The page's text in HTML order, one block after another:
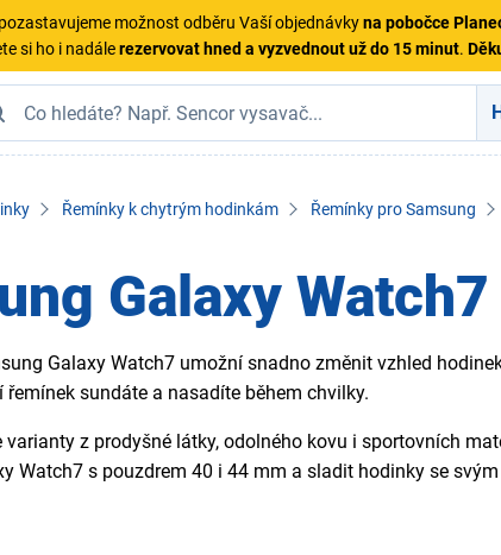
možnost odběru Vaší objednávkyna pobočce
si ho i nadálerezervovat hned a vyzvednout už do 15 minut.
Řemínky k chytrým hodinkám Řemínky pro Samsung
Galaxy
Galaxy Watch7 umožní snadno změnit vzhled
sundáte a nasadíte během chvilky.
varianty z prodyšné látky, odolného kovu i sportovních
Watch7 s pouzdrem 40 i 44 mm a sladit hodinky se